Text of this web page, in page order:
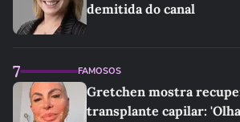
demitida do canal
7 FAMOSOS
Gretchen mostra
transplante capilar: